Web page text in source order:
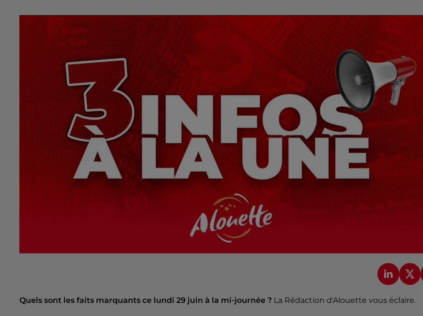
Quels sont les faits marquants ce lundi 29 juin à la mi-journée ? La Rédaction d'Alouette vous éclaire.